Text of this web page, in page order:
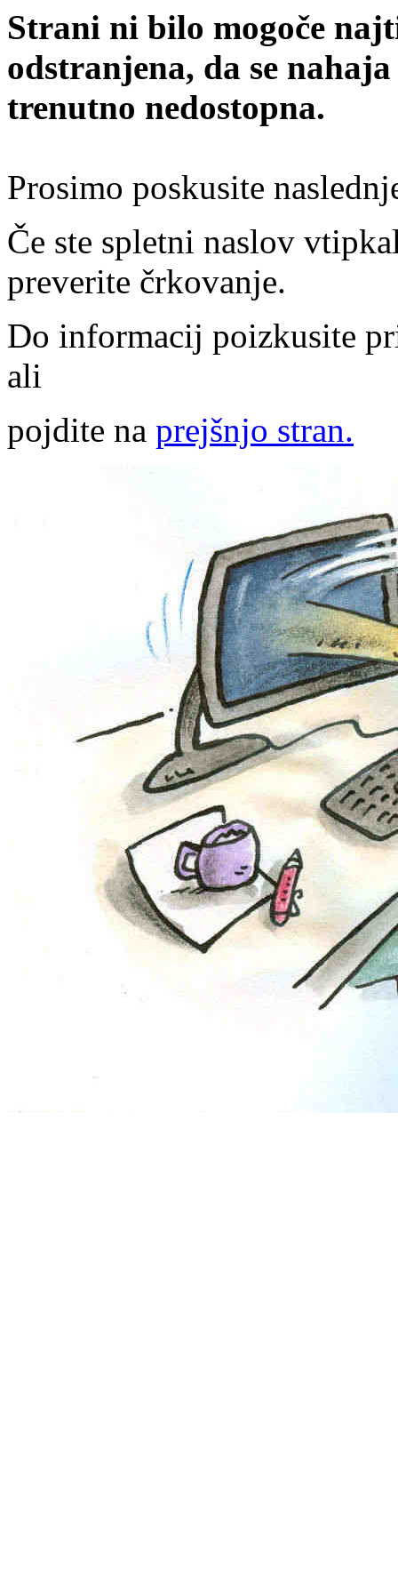
Strani ni bilo mogoče
odstranjena, da se
trenutno nedostopna.
Prosimo poskusite
Če ste spletni naslov
preverite črkovanje.
Do informacij poizkusite
ali
pojdite na prejšnjo stran.